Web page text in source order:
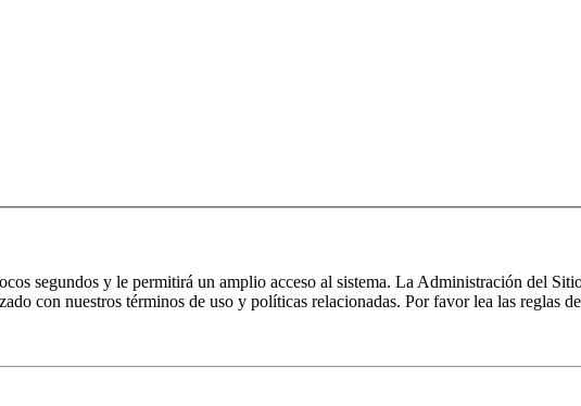
segundos y le permitirá un amplio acceso al sistema. La Administración del
con nuestros términos de uso y políticas relacionadas. Por favor lea las reglas